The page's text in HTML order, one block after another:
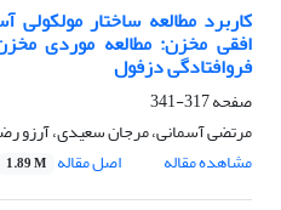
کاربرد مطالعه ساختار
افقی مخزن: مطالعه موردی
فروافتادگی دزفول
صفحه317-341
مرتضی آسمانی، مرجان سعیدی، آرزو
مشاهده مقاله
اصل مقاله 1.89 M